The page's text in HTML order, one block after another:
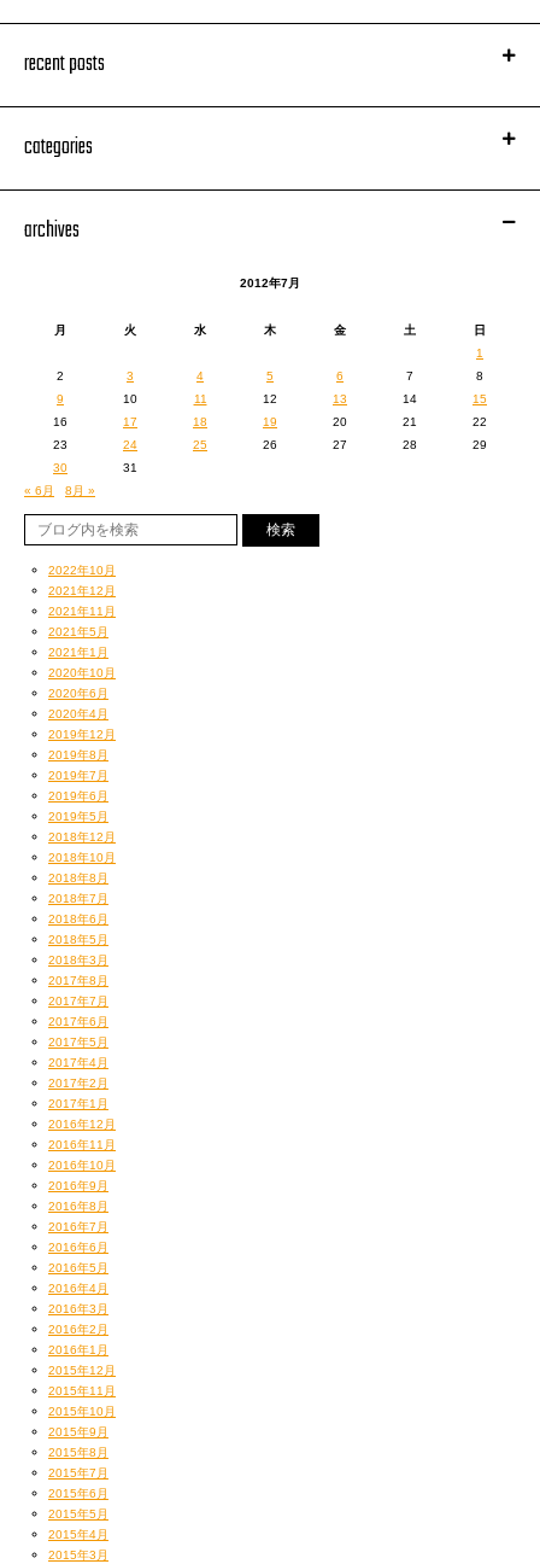
recent posts
categories
archives
2012年7月
月 火 水 木 金 土
日
1
2
3 4 5 6 7
8
9
10 11 12 13 14
15
16
17 18 19 20 21
22
23
24 25 26 27 28
29
30
31
« 6月
8月 »
2022年10月
2021年12月
2021年11月
2021年5月
2021年1月
2020年10月
2020年6月
2020年4月
2019年12月
2019年8月
2019年7月
2019年6月
2019年5月
2018年12月
2018年10月
2018年8月
2018年7月
2018年6月
2018年5月
2018年3月
2017年8月
2017年7月
2017年6月
2017年5月
2017年4月
2017年2月
2017年1月
2016年12月
2016年11月
2016年10月
2016年9月
2016年8月
2016年7月
2016年6月
2016年5月
2016年4月
2016年3月
2016年2月
2016年1月
2015年12月
2015年11月
2015年10月
2015年9月
2015年8月
2015年7月
2015年6月
2015年5月
2015年4月
2015年3月